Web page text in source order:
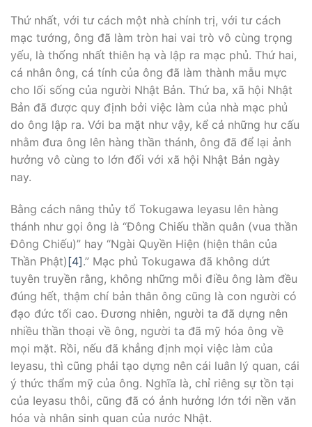
Thứ nhất, với tư cách một nhà chính trị, với tư cách
mạc tướng, ông đã làm tròn hai vai trò vô cùng trọng
yếu, là thống nhất thiên hạ và lập ra mạc phủ. Thứ hai,
cá nhân ông, cá tính của ông đã làm thành mẫu mực
cho lối sống của người Nhật Bản. Thứ ba, xã hội Nhật
Bản đã được quy định bởi việc làm của nhà mạc phủ
do ông lập ra. Với ba mặt như vậy, kể cả những hư cấu
nhằm đưa ông lên hàng thần thánh, ông đã để lại ảnh
hưởng vô cùng to lớn đối với xã hội Nhật Bản ngày
nay.
Bằng cách nâng thủy tổ Tokugawa Ieyasu lên hàng
thánh như gọi ông là “Ðông Chiếu thần quân (vua thần
Ðông Chiếu)” hay “Ngài Quyền Hiện (hiện thân của
Thần Phật)[4].” Mạc phủ Tokugawa đã không dứt
tuyên truyền rằng, không những mỗi điều ông làm đều
đúng hết, thậm chí bản thân ông cũng là con người có
đạo đức tối cao. Ðương nhiên, người ta đã dựng nên
nhiều thần thoại về ông, người ta đã mỹ hóa ông về
mọi mặt. Rồi, nếu đã khẳng định mọi việc làm của
Ieyasu, thì cũng phải tạo dựng nên cái luân lý quan, cái
ý thức thẩm mỹ của ông. Nghĩa là, chỉ riêng sự tồn tại
của Ieyasu thôi, cũng đã có ảnh hưởng lớn tới nền văn
hóa và nhân sinh quan của nước Nhật.